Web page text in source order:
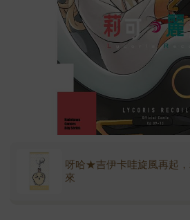
呀哈★吉伊卡哇旋風再起
來